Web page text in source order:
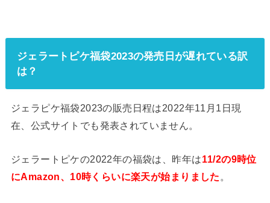
ジェラートピケ福袋2023の発売日が遅れている訳
は？
ジェラピケ福袋2023の販売日程は2022年11月1日現
在、公式サイトでも発表されていません。
ジェラートピケの2022年の福袋は、昨年は11/2の9時位
にAmazon、10時くらいに楽天が始まりました 。